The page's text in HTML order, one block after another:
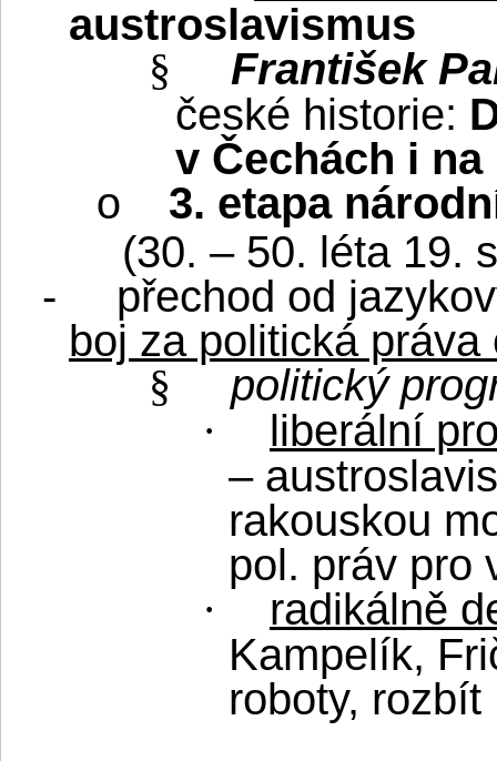
austroslavismus
§
František
české historie:
v Čechách i na
o
3. etapa
(30. – 50. léta 19.
-
přechod od
boj za politická
§
politický
·
liberální
–
rakouskou
pol. práv pro
·
radikálně
Kampelík,
roboty,